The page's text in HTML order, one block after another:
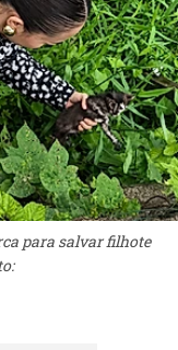
para salvar filhote